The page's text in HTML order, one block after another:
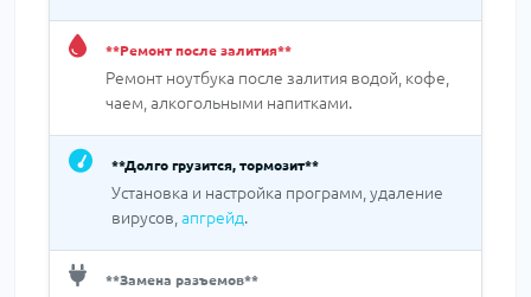
**Ремонт после залития**
Ремонт ноутбука после залития водой, кофе,
чаем, алкогольными напитками.
**Долго грузится, тормозит**
Установка и настройка программ, удаление
вирусов, апгрейд.
**Замена разъемов**